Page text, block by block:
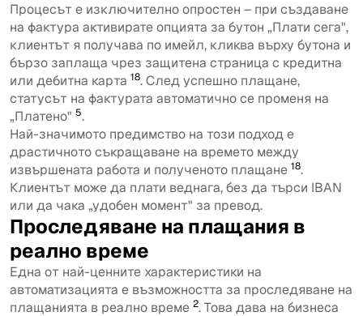
Процесът е изключително опростен – при създаване
на фактура активирате опцията за бутон „Плати сега",
клиентът я получава по имейл, кликва върху бутона и
бързо заплаща чрез защитена страница с кредитна
или дебитна карта 18. След успешно плащане,
статусът на фактурата автоматично се променя на
„Платено" 5.
Най-значимото предимство на този подход е
драстичното съкращаване на времето между
извършената работа и полученото плащане 18.
Клиентът може да плати веднага, без да търси IBAN
или да чака „удобен момент" за превод.
Проследяване на плащания в
реално време
Една от най-ценните характеристики на
автоматизацията е възможността за проследяване на
плащанията в реално време 2. Това дава на бизнеса